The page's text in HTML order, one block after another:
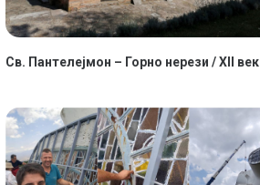
Св. Пантелејмон – Горно нерези / XII век